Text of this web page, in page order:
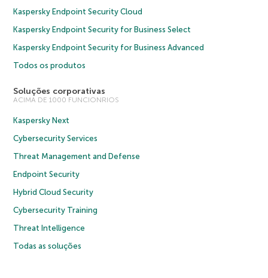
Kaspersky Endpoint Security Cloud
Kaspersky Endpoint Security for Business Select
Kaspersky Endpoint Security for Business Advanced
Todos os produtos
Soluções corporativas
ACIMA DE 1000 FUNCIONRIOS
Kaspersky Next
Cybersecurity Services
Threat Management and Defense
Endpoint Security
Hybrid Cloud Security
Cybersecurity Training
Threat Intelligence
Todas as soluções